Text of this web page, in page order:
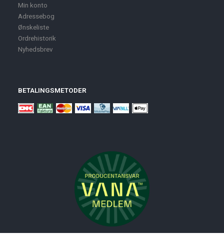
Min konto
Adressebog
Ønskeliste
Ordrehistorik
Nyhedsbrev
BETALINGSMETODER